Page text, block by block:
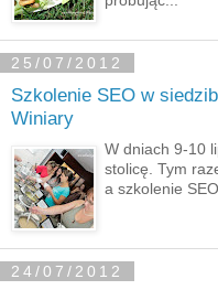
25/07/2012
Szkolenie SEO w
Winiary
W dniach 9-10
stolicę. Tym
a szkolenie
24/07/2012